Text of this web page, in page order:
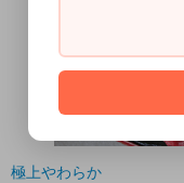
極上やわらか